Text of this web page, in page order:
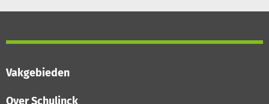
Vakgebieden
Over Schulinck